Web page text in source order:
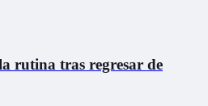
rutina tras regresar de